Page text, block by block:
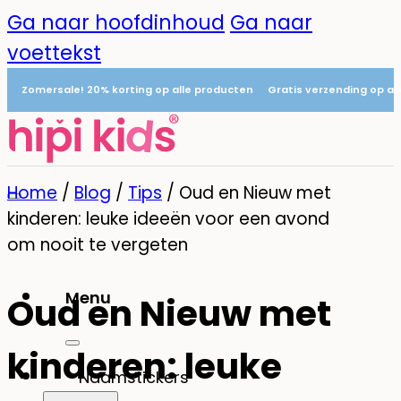
Ga naar hoofdinhoud Ga naar
voettekst
Zomersale! 20% korting op alle producten Gratis verzending op
Menu
Naamstickers
Home / Blog / Tips / Oud en Nieuw met
kinderen: leuke ideeën voor een avond
om nooit te vergeten
Oud en Nieuw met
kinderen: leuke